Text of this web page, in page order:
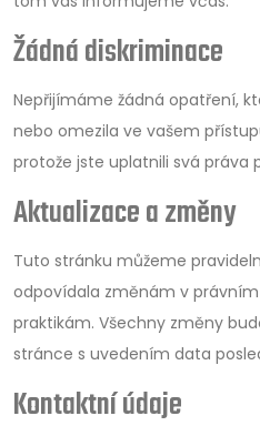
Žádná diskriminace
Nepřijímáme žádná opatření,
nebo omezila ve vašem
protože jste uplatnili svá práva
Aktualizace a změny
Tuto stránku můžeme
odpovídala změnám v
praktikám. Všechny změny
stránce s uvedením data
Kontaktní údaje